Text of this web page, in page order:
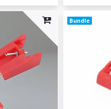
Bundle